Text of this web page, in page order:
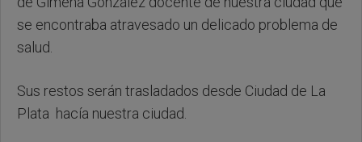
se encontraba atravesado un delicado problema de
salud.
Sus restos serán trasladados desde Ciudad de La
Plata hacía nuestra ciudad.